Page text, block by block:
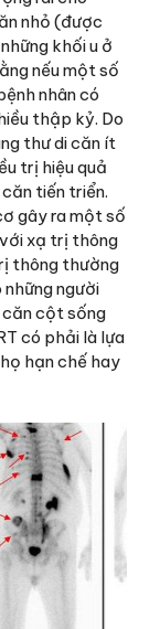
nhỏ (được
khối u ở
nếu một số
nhân có
thập kỷ. Do
thư di căn ít
trị hiệu quả
tiến triển.
gây ra một số
xạ trị thông
thông thường
người
căn cột sống
có phải là lựa
hạn chế hay